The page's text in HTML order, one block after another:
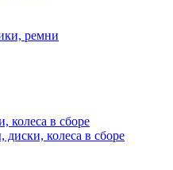
ремни
колеса в сборе
колеса в сборе